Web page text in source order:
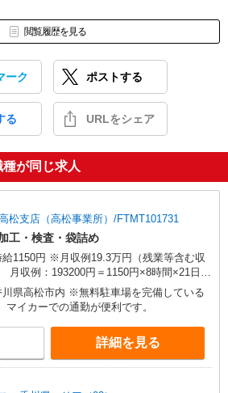
閲覧履歴を見る
ーク ポストする
る URLをシェア
が同じ求人
支店（高松事業所）/FTMT101731
工・検査・袋詰め
給1150円 ※月収例19.3万円（残業等含む収
月収例：193200円＝1150円×8時間×21日勤
合＋残業代、交通費別途支給 ※交通費実費
当社規定あり。 研修時給1150円 ※期間：1
その期間は実働6時間勤務
川県高松市内 ※無料駐車場を完備している
マイカーでの通勤が便利です。
詳細を見る